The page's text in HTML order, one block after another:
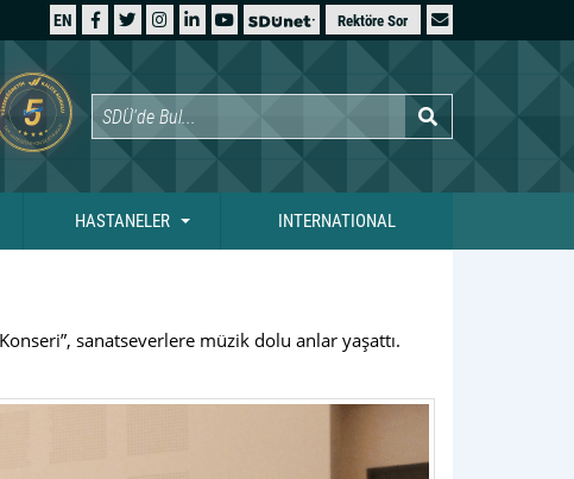
EN Rektöre Sor
HASTANELER INTERNATIONAL
sanatseverlere müzik dolu anlar yaşattı.